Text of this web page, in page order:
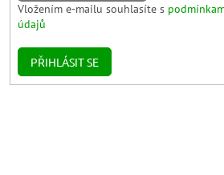
Vložením e-mailu souhlasíte s
údajů
PŘIHLÁSIT SE